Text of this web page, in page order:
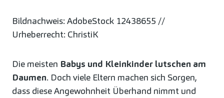
Bildnachweis: AdobeStock 12438655 //
Urheberrecht: ChristiK
Die meisten Babys und Kleinkinder lutschen am
Daumen. Doch viele Eltern machen sich Sorgen,
dass diese Angewohnheit Überhand nimmt und